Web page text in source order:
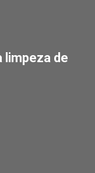
limpeza de